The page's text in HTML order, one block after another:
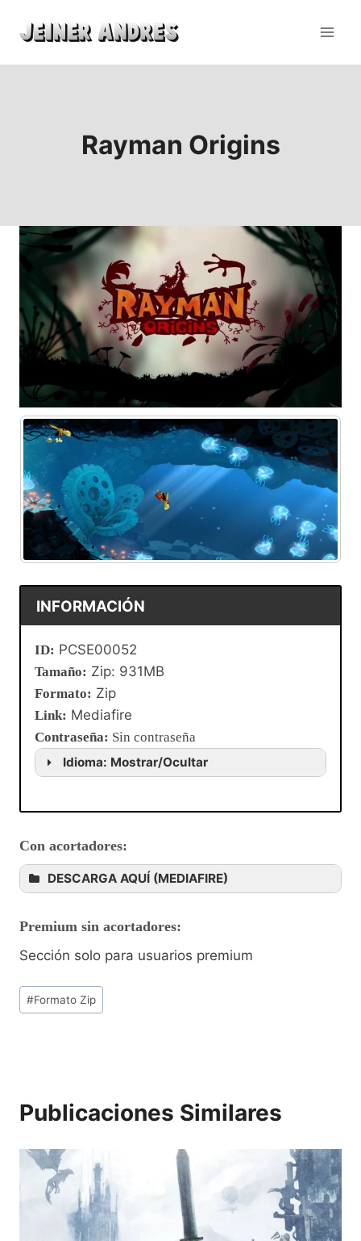
Rayman Origins
INFORMACIÓN
ID: PCSE00052
Tamaño: Zip: 931MB
Formato: Zip
Link: Mediafire
Contraseña: Sin contraseña
Idioma: Mostrar/Ocultar
Con acortadores:
DESCARGA AQUÍ (MEDIAFIRE)
Premium sin acortadores:
Sección solo para usuarios premium
#Formato Zip
Publicaciones Similares